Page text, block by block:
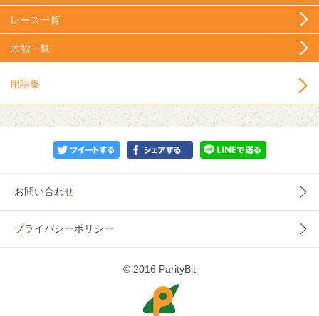
レース一覧
才能一覧
用語集
お問い合わせ
プライバシーポリシー
© 2016 ParityBit